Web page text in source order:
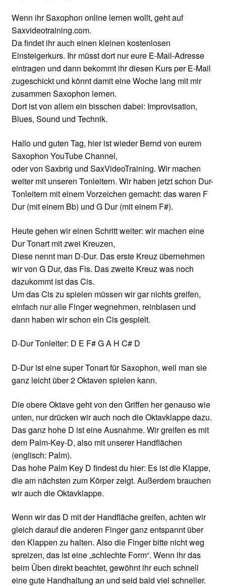
Wenn ihr Saxophon online lernen wollt, geht auf
Saxvideotraining.com.
Da findet ihr auch einen kleinen kostenlosen
Einsteigerkurs. Ihr müsst dort nur eure E-Mail-Adresse
eintragen und dann bekommt ihr diesen Kurs per E-Mail
zugeschickt und könnt damit eine Woche lang mit mir
zusammen Saxophon lernen.
Dort ist von allem ein bisschen dabei: Improvisation,
Blues, Sound und Technik.
Hallo und guten Tag, hier ist wieder Bernd von eurem
Saxophon YouTube Channel,
oder von Saxbrig und SaxVideoTraining. Wir machen
weiter mit unseren Tonleitern. Wir haben jetzt schon Dur-
Tonleitern mit einem Vorzeichen gemacht: das waren F
Dur (mit einem Bb) und G Dur (mit einem F#).
Heute gehen wir einen Schritt weiter: wir machen eine
Dur Tonart mit zwei Kreuzen,
Diese nennt man D-Dur. Das erste Kreuz übernehmen
wir von G Dur, das Fis. Das zweite Kreuz was noch
dazukommt ist das Cis.
Um das Cis zu spielen müssen wir gar nichts greifen,
einfach nur alle Finger wegnehmen, reinblasen und
dann haben wir schon ein Cis gespielt.
D-Dur Tonleiter: D E F# G A H C# D
D-Dur ist eine super Tonart für Saxophon, weil man sie
ganz leicht über 2 Oktaven spielen kann.
Die obere Oktave geht von den Griffen her genauso wie
unten, nur drücken wir auch noch die Oktavklappe dazu.
Das ganz hohe D ist eine Ausnahme. Wir greifen es mit
dem Palm-Key-D, also mit unserer Handflächen
(englisch: Palm).
Das hohe Palm Key D findest du hier: Es ist die Klappe,
die am nächsten zum Körper zeigt. Außerdem brauchen
wir auch die Oktavklappe.
Wenn wir das D mit der Handfläche greifen, achten wir
gleich darauf die anderen Finger ganz entspannt über
den Klappen zu halten. Also die Finger bitte nicht weg
spreizen, das ist eine „schlechte Form“. Wenn ihr das
beim Üben direkt beachtet, gewöhnt ihr euch schnell
eine gute Handhaltung an und seid bald viel schneller.